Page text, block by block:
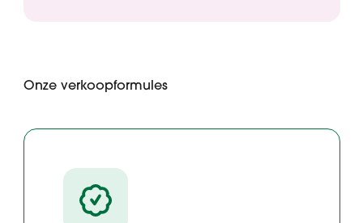
Onze verkoopformules